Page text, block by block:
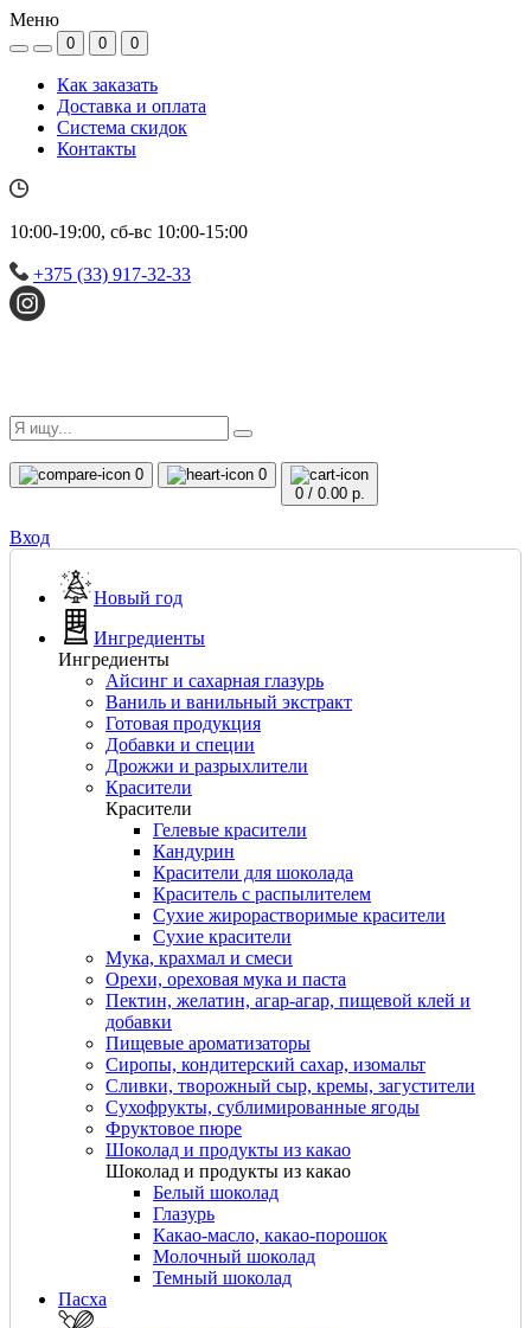
Меню
0 0 0
Как заказать
Доставка и оплата
Система скидок
Контакты
10:00-19:00, сб-вс 10:00-15:00
+375 (33) 917-32-33
0
0
0/ 0.00 р.
Вход
Новый год
Ингредиенты
Ингредиенты
Айсинг и сахарная глазурь
Ваниль и ванильный экстракт
Готовая продукция
Добавки и специи
Дрожжи и разрыхлители
Красители
Красители
Гелевые красители
Кандурин
Красители для шоколада
Краситель с распылителем
Сухие жирорастворимые красители
Сухие красители
Мука, крахмал и смеси
Орехи, ореховая мука и паста
Пектин, желатин, агар-агар, пищевой клей и
добавки
Пищевые ароматизаторы
Сиропы, кондитерский сахар, изомальт
Сливки, творожный сыр, кремы, загустители
Сухофрукты, сублимированные ягоды
Фруктовое пюре
Шоколад и продукты из какао
Шоколад и продукты из какао
Белый шоколад
Глазурь
Какао-масло, какао-порошок
Молочный шоколад
Темный шоколад
Пасха